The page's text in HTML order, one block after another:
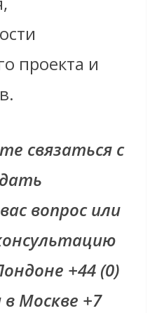
проекта и
связаться с
вопрос или
+44 (0)
в Москве +7